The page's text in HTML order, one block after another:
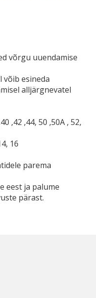
võrgu uuendamise
võib esineda
alljärgnevatel
,42 ,44, 50 ,50A , 52,
16
parema
eest ja palume
pärast.